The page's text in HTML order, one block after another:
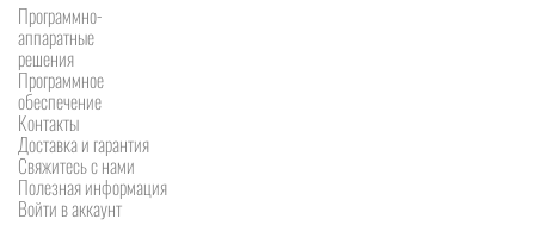
Программно-
аппаратные
решения
Программное
обеспечение
Контакты
Доставка и гарантия
Свяжитесь с нами
Полезная информация
Войти в аккаунт